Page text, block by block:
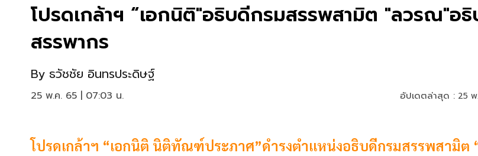
โปรดเกล้าฯ “เอกนิติ"อธิบดีกรมสรรพสามิต "ลวรณ"อ
สรรพากร
By ธวัชชัย อินทรประดิษฐ์
25 พ.ค. 65 | 07:03 น. อัปเดตล่าสุด : 25
โปรดเกล้าฯ “เอกนิติ นิติทัณฑ์ประภาศ”ดํารงตําแหน่งอธิบดีกรมสรรพสามิต